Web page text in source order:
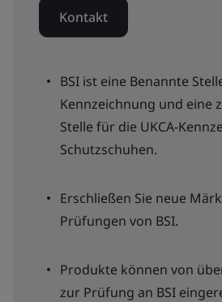
Kontakt
BSI ist eine Benannte
Kennzeichnung und eine
Stelle für die UKCA-
Schutzschuhen.
Erschließen Sie neue
Prüfungen von BSI.
Produkte können von
zur Prüfung an BSI